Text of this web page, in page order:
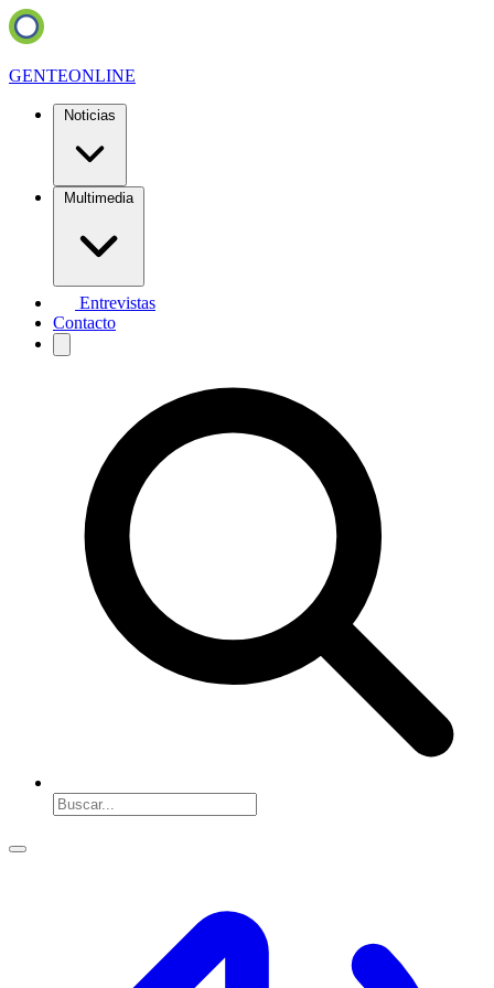
GENTEONLINE
Noticias
Multimedia
Entrevistas
Contacto